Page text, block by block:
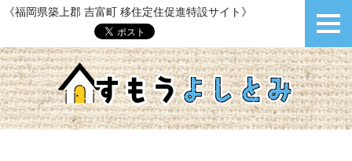
《福岡県築上郡 吉富町 移住定住促進特設サイト》